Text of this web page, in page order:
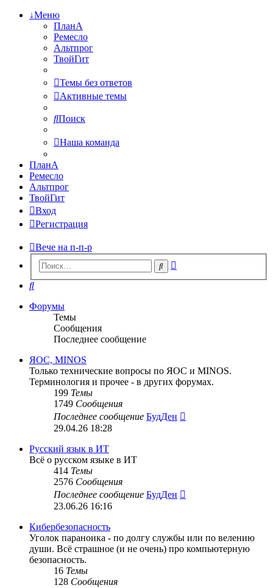
↓Меню
ПланА
Ремесло
Альтпрог
ТвойГит
Темы без ответов
Активные темы
Поиск
Наша команда
ПланА
Ремесло
Альтпрог
ТвойГит
Вход
Регистрация
Вече на п-п-р
Поиск
Поиск
Форумы
Темы
Сообщения
Последнее сообщение
ЯОС, MINOS
Только технические вопросы по ЯОС и MINOS.
Терминология и прочее - в других форумах.
199 Темы
1749 Сообщения
Последнее сообщение БудДен
29.04.26 18:28
Русский язык в ИТ
Всё о русском языке в ИТ
414 Темы
2576 Сообщения
Последнее сообщение БудДен
23.06.26 16:16
Кибербезопасность
Уголок параноика - по долгу службы или по велению
души. Всё страшное (и не очень) про компьютерную
безопасность.
16 Темы
128 Сообщения